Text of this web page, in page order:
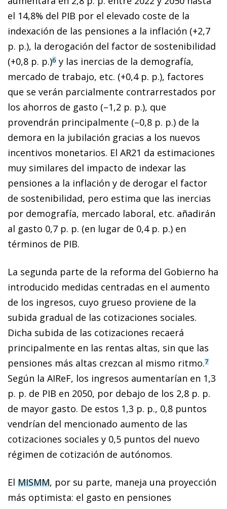
el 14,8% del PIB por el elevado coste de la
indexación de las pensiones a la inflación (+2,7
p. p.), la derogación del factor de sostenibilidad
(+0,8 p. p.)6 y las inercias de la demografía,
mercado de trabajo, etc. (+0,4 p. p.), factores
que se verán parcialmente contrarrestados por
los ahorros de gasto (–1,2 p. p.), que
provendrán principalmente (–0,8 p. p.) de la
demora en la jubilación gracias a los nuevos
incentivos monetarios. El AR21 da estimaciones
muy similares del impacto de indexar las
pensiones a la inflación y de derogar el factor
de sostenibilidad, pero estima que las inercias
por demografía, mercado laboral, etc. añadirán
al gasto 0,7 p. p. (en lugar de 0,4 p. p.) en
términos de PIB.
La segunda parte de la reforma del Gobierno ha
introducido medidas centradas en el aumento
de los ingresos, cuyo grueso proviene de la
subida gradual de las cotizaciones sociales.
Dicha subida de las cotizaciones recaerá
principalmente en las rentas altas, sin que las
pensiones más altas crezcan al mismo ritmo.7
Según la AIReF, los ingresos aumentarían en 1,3
p. p. de PIB en 2050, por debajo de los 2,8 p. p.
de mayor gasto. De estos 1,3 p. p., 0,8 puntos
vendrían del mencionado aumento de las
cotizaciones sociales y 0,5 puntos del nuevo
régimen de cotización de autónomos.
El MISMM, por su parte, maneja una proyección
más optimista: el gasto en pensiones